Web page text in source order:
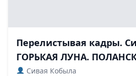
Перелистывая кадры.
ГОРЬКАЯ ЛУНА.
Сивая Кобыла